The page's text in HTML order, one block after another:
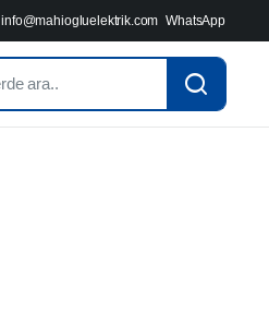
info@mahiogluelektrik.com WhatsApp